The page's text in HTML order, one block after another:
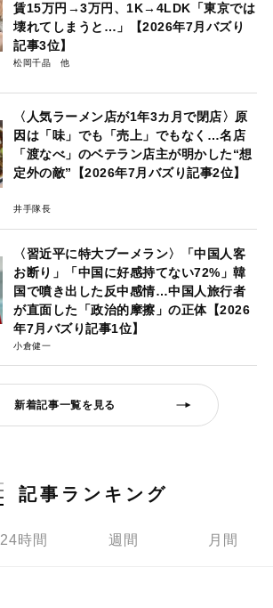
賃15万円→3万円、1K→4LDK「東京では
壊れてしまうと…」【2026年7月バズり
記事3位】
松岡千晶
〈人気ラーメン店が1年3カ月で閉店〉原
因は「味」でも「売上」でもなく…名店
「渡なべ」のベテラン店主が明かした“想
定外の敵”【2026年7月バズり記事2位】
井手隊長
〈習近平に特大ブーメラン〉「中国人客
お断り」「中国に好感持てない72%」韓
国で噴き出した反中感情…中国人旅行者
が直面した「政治的摩擦」の正体【2026
年7月バズり記事1位】
小倉健一
新着記事一覧を見る
記事ランキング
24時間 週間 月間